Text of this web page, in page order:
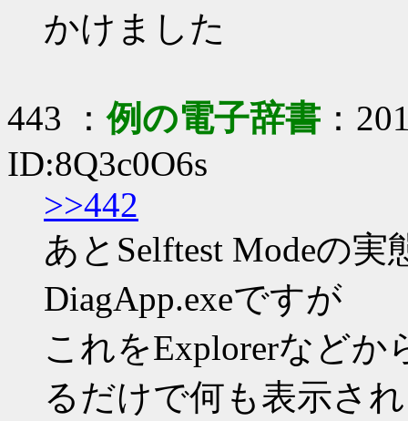
かけました
443 ：例の電子辞書 ：
ID:8Q3c0O6s
>>442
あとSelftest Modeの
DiagApp.exeですが
これをExplorerなど
るだけで何も表示さ